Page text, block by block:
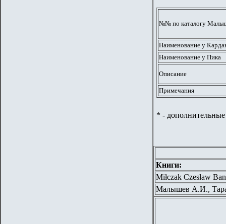
№№ по каталогу
Наименование у
Наименование у Пика
Описание
Примечания
* -
Книги:
Miłczak Czesław
Малышев А.И.,